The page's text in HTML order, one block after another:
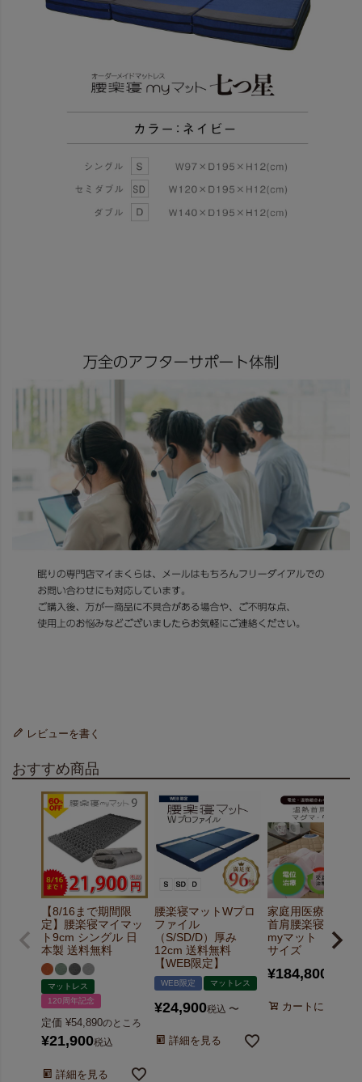
レビューを書く
おすすめ商品
【8/16まで期間限
定】腰楽寝マイマッ
ト9cm シングル 日
本製 送料無料
マットレス
120周年記念
定価 ¥54,890のところ
¥21,900税込
詳細を見る
腰楽寝マットWプロ
ファイル
（S/SD/D）厚み
12cm 送料無料
【WEB限定】
WEB限定 マットレス
¥24,900税込 〜
詳細を見る
家庭用医療機器
首肩腰楽寝マグマ
myマット シン
サイズ
¥184,800
カートに入れる